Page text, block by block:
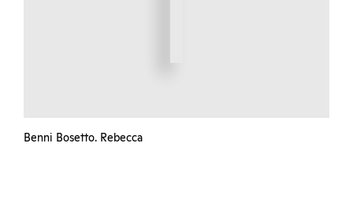
Benni Bosetto. Rebecca